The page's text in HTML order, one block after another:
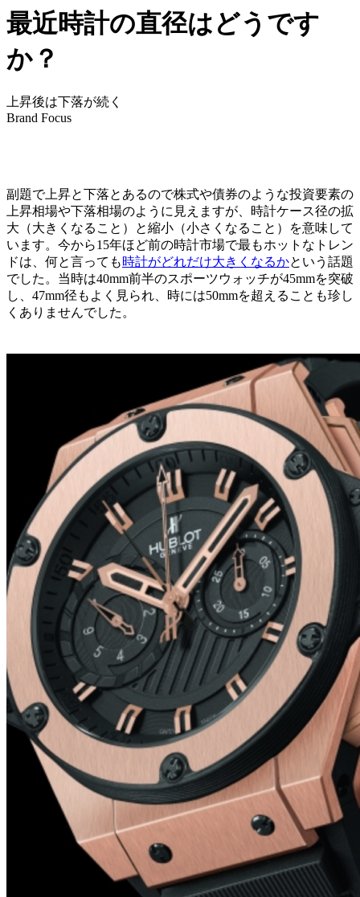
最近時計の直径はどうです
か？
上昇後は下落が続く
Brand Focus
副題で上昇と下落とあるので株式や債券のような投資要素の
上昇相場や下落相場のように見えますが、時計ケース径の拡
大（大きくなること）と縮小（小さくなること）を意味して
います。今から15年ほど前の時計市場で最もホットなトレン
ドは、何と言っても時計がどれだけ大きくなるかという話題
でした。当時は40mm前半のスポーツウォッチが45mmを突破
し、47mm径もよく見られ、時には50mmを超えることも珍し
くありませんでした。